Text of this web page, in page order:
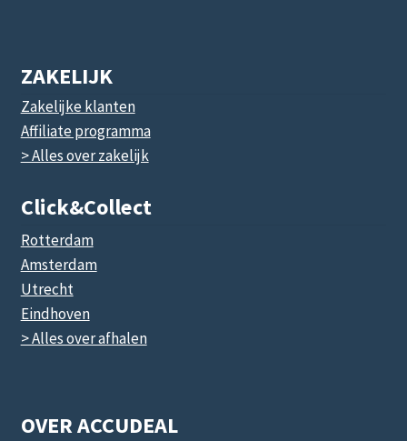
ZAKELIJK
Zakelijke klanten
Affiliate programma
> Alles over zakelijk
Click&collect
Rotterdam
Amsterdam
Utrecht
Eindhoven
> Alles over afhalen
OVER ACCUDEAL